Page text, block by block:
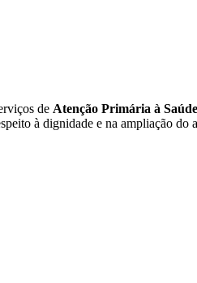
de Atenção Primária à
à dignidade e na ampliação do